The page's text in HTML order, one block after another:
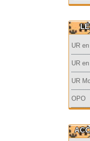
UR
UR
UR
OPO